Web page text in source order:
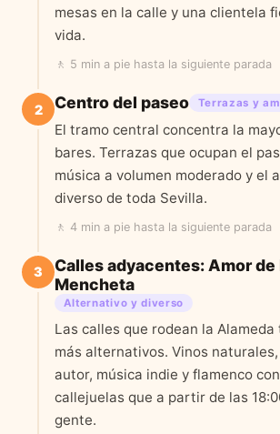
mesas en la calle y una clientela
vida.
🚶 5 min a pie hasta la siguiente parada
2 Centro del paseo Terrazas y
El tramo central concentra la
bares. Terrazas que ocupan el
música a volumen moderado y el
diverso de toda Sevilla.
🚶 4 min a pie hasta la siguiente parada
3
Calles adyacentes: Amor de
Mencheta
Alternativo y diverso
Las calles que rodean la
más alternativos. Vinos
autor, música indie y flamenco
callejuelas que a partir de las
gente.